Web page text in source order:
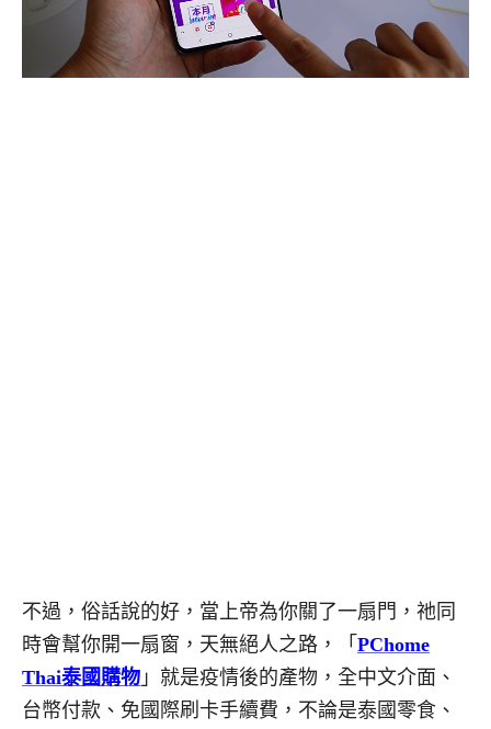
不過，俗話說的好，當上帝為你關了一扇門，祂同
時會幫你開一扇窗，天無絕人之路，「 PChome
Thai泰國購物 」就是疫情後的產物，全中文介面、
台幣付款、免國際刷卡手續費，不論是泰國零食、